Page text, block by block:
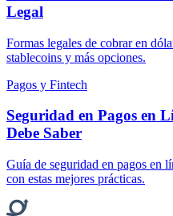
Legal
Formas legales de cobrar en
stablecoins y más opciones.
Pagos y Fintech
Seguridad en Pagos en
Debe Saber
Guía de seguridad en pagos en
con estas mejores prácticas.